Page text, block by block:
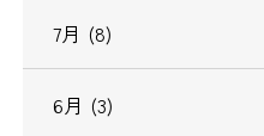
7月 (8)
6月 (3)